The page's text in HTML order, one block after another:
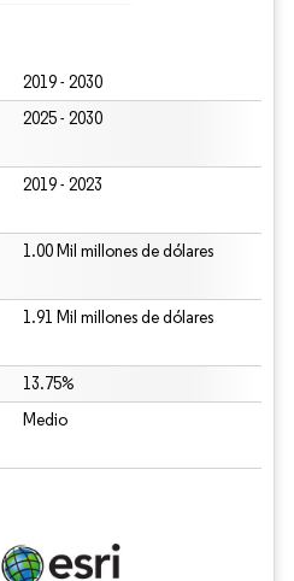
2019 - 2030
2025 - 2030
2019 - 2023
1.00 Mil millones de dólares
1.91 Mil millones de dólares
13.75%
Medio